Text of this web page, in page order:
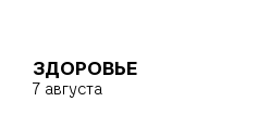
ЗДОРОВЬЕ
7 августа